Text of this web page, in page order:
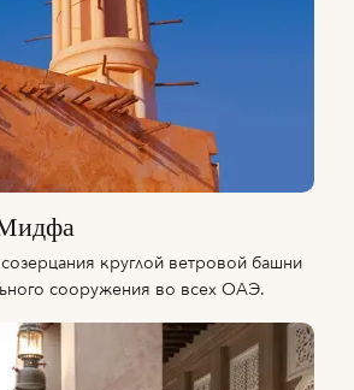
круглой ветровой башни
сооружения во всех ОАЭ.